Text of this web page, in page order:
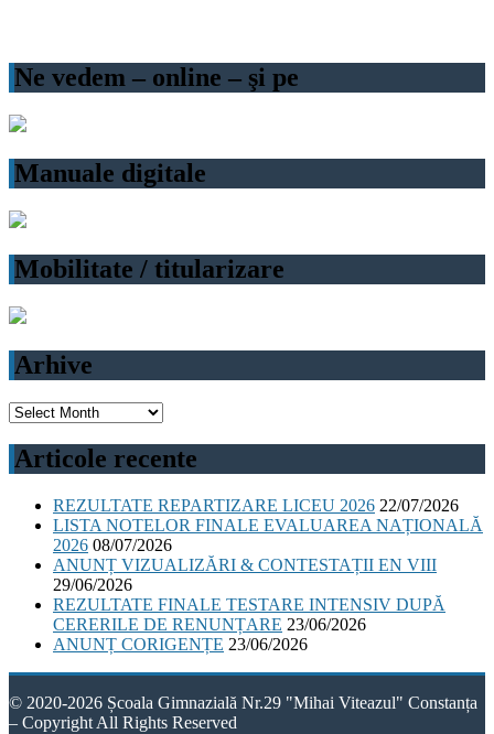
Ne vedem – online – şi pe
Manuale digitale
Mobilitate / titularizare
Arhive
Arhive
Articole recente
REZULTATE REPARTIZARE LICEU 2026 22/07/2026
LISTA NOTELOR FINALE EVALUAREA NAȚIONALĂ
2026 08/07/2026
ANUNȚ VIZUALIZĂRI & CONTESTAȚII EN VIII
29/06/2026
REZULTATE FINALE TESTARE INTENSIV DUPĂ
CERERILE DE RENUNȚARE 23/06/2026
ANUNȚ CORIGENȚE 23/06/2026
© 2020-2026 Școala Gimnazială Nr.29 "Mihai Viteazul" Constanța
– Copyright All Rights Reserved